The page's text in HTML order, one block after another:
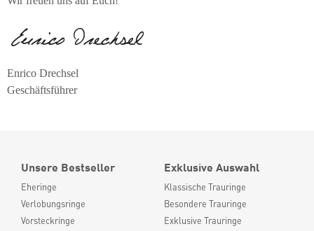
Enrico Drechsel
Geschäftsführer
Unsere Bestseller
Eheringe
Verlobungsringe
Vorsteckringe
Exklusive Auswahl
Klassische Trauringe
Besondere Trauringe
Exklusive Trauringe